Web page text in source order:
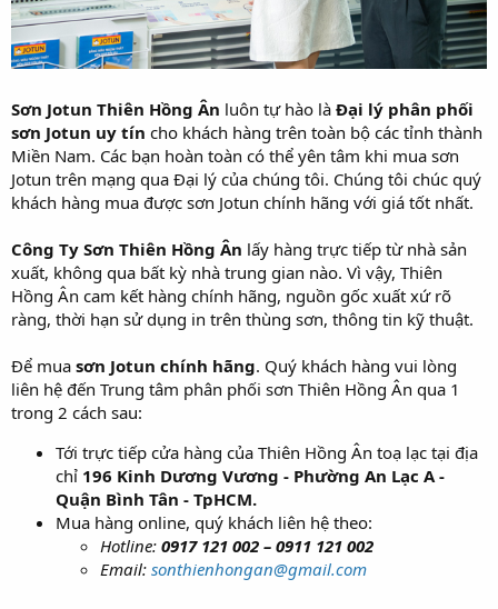
Sơn Jotun Thiên Hồng Ân luôn tự hào là Đại lý phân phối
sơn Jotun uy tín cho khách hàng trên toàn bộ các tỉnh thành
Miền Nam. Các bạn hoàn toàn có thể yên tâm khi mua sơn
Jotun trên mạng qua Đại lý của chúng tôi. Chúng tôi chúc quý
khách hàng mua được sơn Jotun chính hãng với giá tốt nhất.
Công Ty Sơn Thiên Hồng Ân lấy hàng trực tiếp từ nhà sản
xuất, không qua bất kỳ nhà trung gian nào. Vì vậy, Thiên
Hồng Ân cam kết hàng chính hãng, nguồn gốc xuất xứ rõ
ràng, thời hạn sử dụng in trên thùng sơn, thông tin kỹ thuật.
Để mua sơn Jotun chính hãng. Quý khách hàng vui lòng
liên hệ đến Trung tâm phân phối sơn Thiên Hồng Ân qua 1
trong 2 cách sau:
Tới trực tiếp cửa hàng của Thiên Hồng Ân toạ lạc tại địa
chỉ 196 Kinh Dương Vương - Phường An Lạc A -
Quận Bình Tân - TpHCM.
Mua hàng online, quý khách liên hệ theo:
Hotline: 0917 121 002 – 0911 121 002
Email: sonthienhongan@gmail.com